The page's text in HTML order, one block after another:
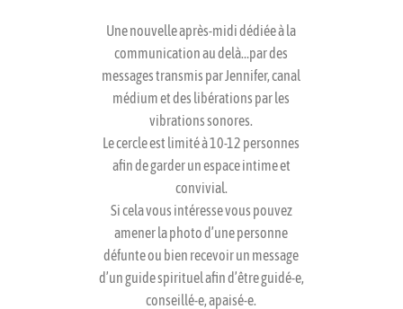
Une nouvelle après-midi dédiée à la
communication au delà…par des
messages transmis par Jennifer, canal
médium et des libérations par les
vibrations sonores.
Le cercle est limité à 10-12 personnes
afin de garder un espace intime et
convivial.
Si cela vous intéresse vous pouvez
amener la photo d’une personne
défunte ou bien recevoir un message
d’un guide spirituel afin d’être guidé-e,
conseillé-e, apaisé-e.